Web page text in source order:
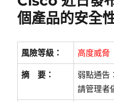
個產品的安全
風險等級： 高度威脅
摘 要：
弱點通告
請管理者